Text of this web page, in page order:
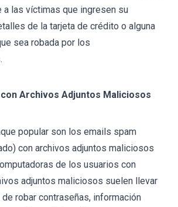
a las víctimas que ingresen su
de la tarjeta de crédito o alguna
sea robada por los
con Archivos Adjuntos Maliciosos
popular son los emails spam
con archivos adjuntos maliciosos
de los usuarios con
adjuntos maliciosos suelen llevar
robar contraseñas, información